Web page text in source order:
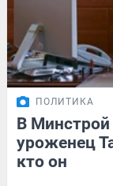
ПОЛИТИКА
В
уроженец
кто он